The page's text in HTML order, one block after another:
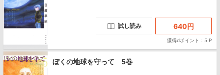
試し読み 640円
獲得dポイント：5 P
ぼくの地球を守って 5巻